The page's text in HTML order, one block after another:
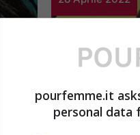
pourfemme.it
personal data